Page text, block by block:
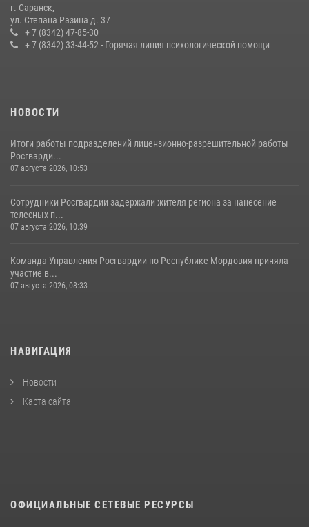
Сотрудники Росгвардии обеспечили безопасность Всероссийского
конкурса профмастерства в Саранске
23 июля 2026, 11:54 4
г. Саранск,
ул. Степана Разина д. 37
+ 7 (8342) 47-85-30
+ 7 (8342) 33-44-52 - Горячая линия психологической помощи
НОВОСТИ
Итоги работы подразделений лицензионно-разрешительной работы
Росгварди...
07 августа 2026, 10:53
Сотрудники Росгвардии задержали жителя региона за нанесение
телесных п...
07 августа 2026, 10:39
Команда Управления Росгвардии по Республике Мордовия приняла
участие в...
07 августа 2026, 08:33
НАВИГАЦИЯ
Новости
Карта сайта
ОФИЦИАЛЬНЫЕ СЕТЕВЫЕ РЕСУРСЫ